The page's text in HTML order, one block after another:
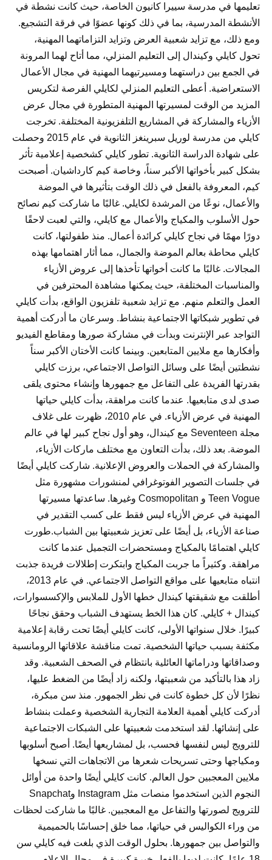
تعليمها في مدرسة سييرا كانيون الخاصة، حيث كانت نشطة في
الأنشطة المدرسية، بما في ذلك كونها عضوًا في فرقة التشجيع.
ومع ذلك، مع تزايد شعبية العرض وتزايد التزاماتهما المهنية،
تحول كايلي وكيندال إلى التعليم المنزلي، مما أتاح لهما المرونة
في الجمع بين دراستهما ومسيرتيهما المهنية في مجال الأعمال
الاستعراضية. أعطى التعليم المنزلي لكايلي الفرصة لتكريس
المزيد من الوقت لمسيرتها المهنية المتطورة في مجال عرض
الأزياء والمشاركة في المشاريع التلفزيونية المختلفة. تخرجت
كايلي من مدرسة لوريل سبرينغز الثانوية في عام 2015 وحصلت
على شهادة الدراسة الثانوية. تطور كايلي كشخصية إعلامية تأثر
بشكل كبير بأخواتها الأكبر سناً، وخاصة كيم كارداشيان. أصبحت
كيم، المعروفة بالفعل في ذلك الوقت بتأثيرها في الموضة
والأعمال، نوعًا من المرشدة لكايلي. غالبًا ما شاركت كيم نصائح
حول الأسلوب والمكياج والأعمال مع كايلي، والتي لعبت لاحقًا
دورًا مهمًا في نجاح كايلي كرائدة أعمال. منذ طفولتها، كانت
كايلي محاطة بعالم الموضة والجمال، مما أثار اهتمامها بهذه
المجالات. غالبًا ما كانت أخواتها تأخذها إلى عروض الأزياء
والمناسبات المختلفة، حيث يمكنها مشاهدة المحترفين في
العمل والتعلم منهم. مع تزايد شعبية تلفزيون الواقع، بدأت كايلي
في تطوير شبكاتها الاجتماعية بنشاط. وسرعان ما أدركت أهمية
التواجد عبر الإنترنت وبدأت في مشاركة صورها ومقاطع الفيديو
وأفكارها مع ملايين المتابعين. وبينما كانت الأختان الأكبر سناً
نشطتين أيضًا على وسائل التواصل الاجتماعي، برزت كايلي
بقدرتها الفريدة على التفاعل مع جمهورها وإنشاء محتوى يلقى
صدى لدى متابعيها. عندما كانت مراهقة، بدأت كايلي حياتها
المهنية في عرض الأزياء. في عام 2010، ظهرت على غلاف
مجلة Seventeen مع كيندال، وهو أول نجاح كبير لها في عالم
الموضة. بعد ذلك، بدأت التعاون مع مختلف ماركات الأزياء،
والمشاركة في الحملات والعروض الإعلانية. شاركت كايلي أيضًا
في جلسات التصوير الفوتوغرافي لمنشورات مشهورة مثل
Teen Vogue و Cosmopolitan وغيرها. ساعدتها مسيرتها
المهنية في عرض الأزياء ليس فقط على كسب التقدير في
صناعة الأزياء، بل أيضًا على تعزيز شعبيتها بين الشباب.طورت
كايلي اهتمامًا بالمكياج ومستحضرات التجميل عندما كانت
مراهقة. وكثيراً ما جربت المكياج وابتكرت إطلالات فريدة جذبت
انتباه متابعيها على مواقع التواصل الاجتماعي. في عام 2013،
أطلقت مع شقيقتها كيندال خطها الأول للملابس والإكسسوارات،
كيندال + كايلي. كان هذا الخط يستهدف الشباب وحقق نجاحًا
كبيرًا. خلال سنواتها الأولى، كانت كايلي أيضًا تحت رقابة إعلامية
مكثفة بسبب حياتها الشخصية. تمت مناقشة علاقاتها الرومانسية
وصداقاتها ودراماتها العائلية بانتظام في الصحف الشعبية. وقد
زاد هذا بالتأكيد من شعبيتها، ولكنه زاد أيضًا من الضغط عليها،
نظرًا لأن كل خطوة كانت في نظر الجمهور. منذ سن مبكرة،
أدركت كايلي أهمية العلامة التجارية الشخصية وعملت بنشاط
على إنشائها. لقد استخدمت شعبيتها على الشبكات الاجتماعية
للترويج ليس لنفسها فحسب، بل لمشاريعها أيضًا. أصبح أسلوبها
ومكياجها وحتى تسريحات شعرها من الاتجاهات التي نسخها
ملايين المعجبين حول العالم. كانت كايلي أيضًا واحدة من أوائل
النجوم الذين استخدموا منصات مثل Instagram وSnapchat
للترويج لصورتها والتفاعل مع المعجبين. غالبًا ما شاركت لحظات
من وراء الكواليس في حياتها، مما خلق إحساسًا بالحميمية
والتواصل بين جمهورها. بحلول الوقت الذي بلغت فيه كايلي سن